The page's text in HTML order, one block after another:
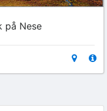
på Nese